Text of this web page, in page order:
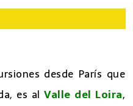
desde París que
es alValle del Loira,